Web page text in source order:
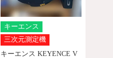
キーエンス
三次元測定機
キーエンス KEYENCE V